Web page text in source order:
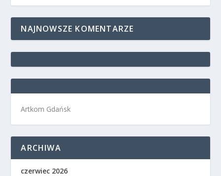
NAJNOWSZE KOMENTARZE
Artkom Gdańsk
ARCHIWA
czerwiec 2026